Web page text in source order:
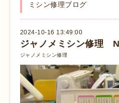
ミシン修理ブログ
2024-10-16 13:49:00
ジャノメミシン修理
ジャノメミシン修理